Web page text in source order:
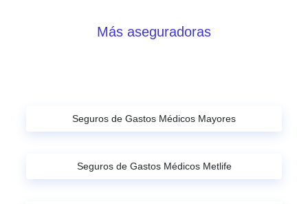
Más aseguradoras
Seguros de Gastos Médicos Mayores
Seguros de Gastos Médicos Metlife